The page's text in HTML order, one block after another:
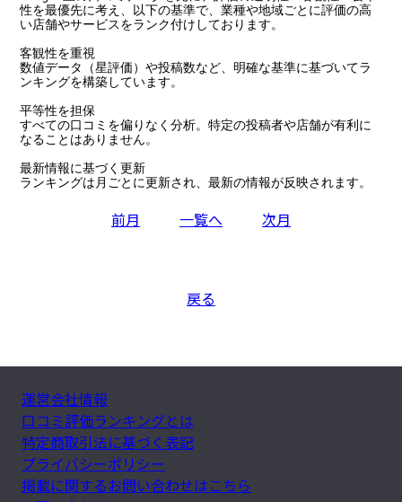
性を最優先に考え、以下の基準で、業種や地域ごとに評価の高
い店舗やサービスをランク付けしております。
客観性を重視
数値データ（星評価）や投稿数など、明確な基準に基づいてラ
ンキングを構築しています。
平等性を担保
すべての口コミを偏りなく分析。特定の投稿者や店舗が有利に
なることはありません。
最新情報に基づく更新
ランキングは月ごとに更新され、最新の情報が反映されます。
前月 一覧へ 次月
戻る
運営会社情報
口コミ評価ランキングとは
特定商取引法に基づく表記
プライバシーポリシー
掲載に関するお問い合わせはこちら